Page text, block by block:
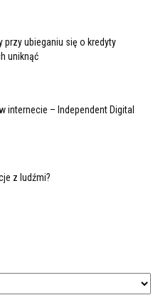
przy ubieganiu się o kredyty
uniknąć
internecie – Independent Digital
z ludźmi?